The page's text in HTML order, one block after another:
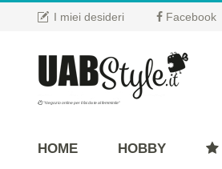
I miei desideri Facebook
"Negozio online per il fai da te al femminile"
HOME HOBBY